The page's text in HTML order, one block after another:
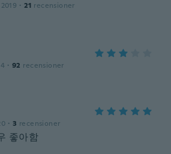
· 21 recensioner
· 92 recensioner
· 3 recensioner
좋아함